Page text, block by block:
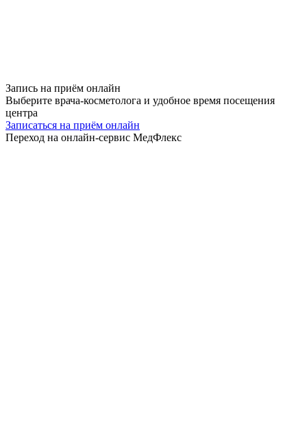
Запись на приём онлайн
Выберите врача-косметолога и удобное время посещения
центра
Записаться на приём онлайн
Переход на онлайн-сервис МедФлекс